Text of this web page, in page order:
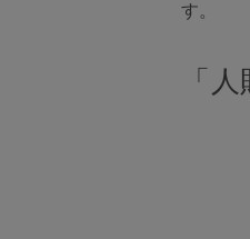
す。
「